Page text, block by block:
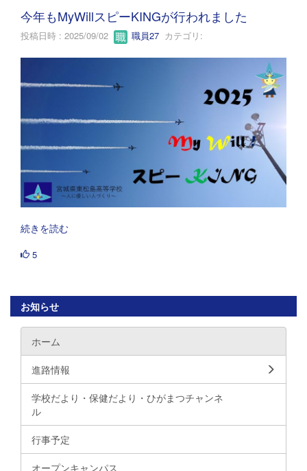
今年もMyWillスピーKINGが行われました
投稿日時 : 2025/09/02 職員27 カテゴリ:
続きを読む
5
お知らせ
ホーム
進路情報
学校だより・保健だより・ひがまつチャンネ
ル
行事予定
オープンキャンパス